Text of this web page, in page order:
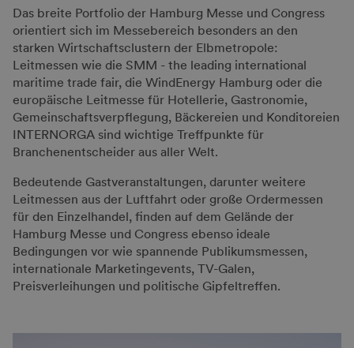
Das breite Portfolio der Hamburg Messe und Congress
orientiert sich im Messebereich besonders an den
starken Wirtschaftsclustern der Elbmetropole:
Leitmessen wie die SMM - the leading international
maritime trade fair, die WindEnergy Hamburg oder die
europäische Leitmesse für Hotellerie, Gastronomie,
Gemeinschaftsverpflegung, Bäckereien und Konditoreien
INTERNORGA sind wichtige Treffpunkte für
Branchenentscheider aus aller Welt.
Bedeutende Gastveranstaltungen, darunter weitere
Leitmessen aus der Luftfahrt oder große Ordermessen
für den Einzelhandel, finden auf dem Gelände der
Hamburg Messe und Congress ebenso ideale
Bedingungen vor wie spannende Publikumsmessen,
internationale Marketingevents, TV-Galen,
Preisverleihungen und politische Gipfeltreffen.